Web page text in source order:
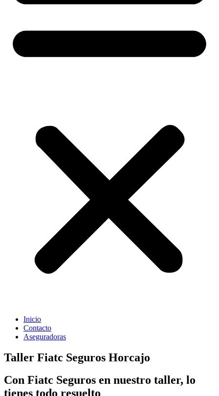
Inicio
Contacto
Aseguradoras
Taller Fiatc Seguros Horcajo
Con Fiatc Seguros en nuestro taller, lo
tienes todo resuelto